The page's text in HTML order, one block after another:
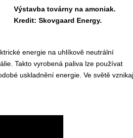
Výstavba továrny na amoniak.
Kredit: Skovgaard Energy.
energie na uhlíkově neutrální
Takto vyrobená paliva lze používat
uskladnění energie. Ve světě